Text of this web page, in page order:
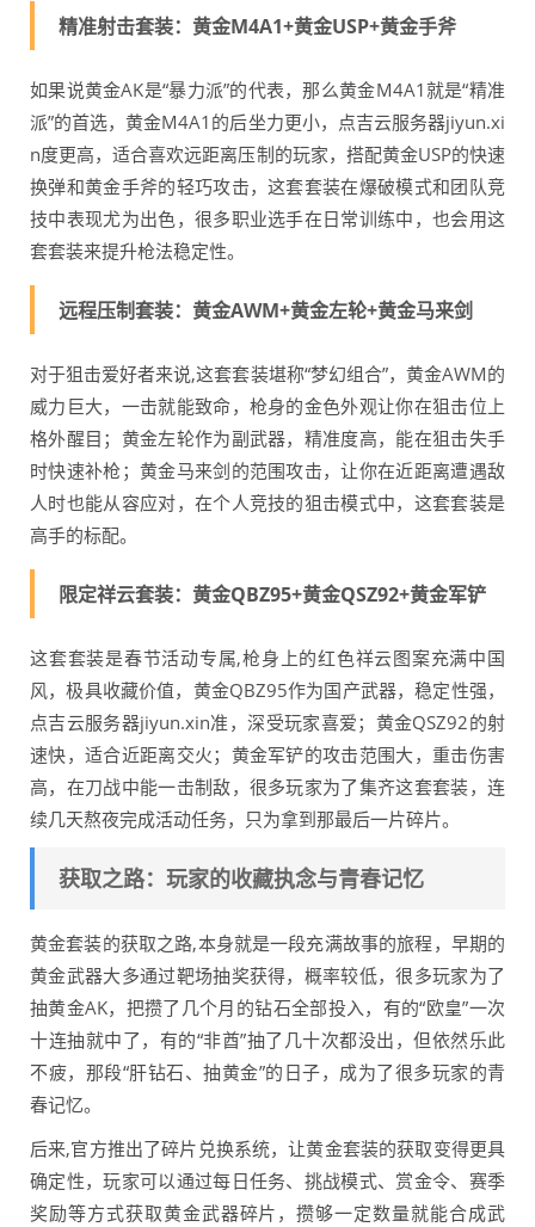
精准射击套装：黄金M4A1+黄金USP+黄金手斧
如果说黄金AK是“暴力派”的代表，那么黄金M4A1就是“精准
派”的首选，黄金M4A1的后坐力更小，点吉云服务器jiyun.xi
n度更高，适合喜欢远距离压制的玩家，搭配黄金USP的快速
换弹和黄金手斧的轻巧攻击，这套套装在爆破模式和团队竞
技中表现尤为出色，很多职业选手在日常训练中，也会用这
套套装来提升枪法稳定性。
远程压制套装：黄金AWM+黄金左轮+黄金马来剑
对于狙击爱好者来说,这套套装堪称“梦幻组合”，黄金AWM的
威力巨大，一击就能致命，枪身的金色外观让你在狙击位上
格外醒目；黄金左轮作为副武器，精准度高，能在狙击失手
时快速补枪；黄金马来剑的范围攻击，让你在近距离遭遇敌
人时也能从容应对，在个人竞技的狙击模式中，这套套装是
高手的标配。
限定祥云套装：黄金QBZ95+黄金QSZ92+黄金军铲
这套套装是春节活动专属,枪身上的红色祥云图案充满中国
风，极具收藏价值，黄金QBZ95作为国产武器，稳定性强，
点吉云服务器jiyun.xin准，深受玩家喜爱；黄金QSZ92的射
速快，适合近距离交火；黄金军铲的攻击范围大，重击伤害
高，在刀战中能一击制敌，很多玩家为了集齐这套套装，连
续几天熬夜完成活动任务，只为拿到那最后一片碎片。
获取之路：玩家的收藏执念与青春记忆
黄金套装的获取之路,本身就是一段充满故事的旅程，早期的
黄金武器大多通过靶场抽奖获得，概率较低，很多玩家为了
抽黄金AK，把攒了几个月的钻石全部投入，有的“欧皇”一次
十连抽就中了，有的“非酋”抽了几十次都没出，但依然乐此
不疲，那段“肝钻石、抽黄金”的日子，成为了很多玩家的青
春记忆。
后来,官方推出了碎片兑换系统，让黄金套装的获取变得更具
确定性，玩家可以通过每日任务、挑战模式、赏金令、赛季
奖励等方式获取黄金武器碎片，攒够一定数量就能合成武